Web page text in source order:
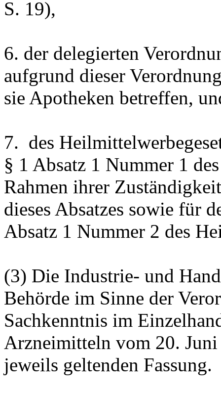
S. 19),
6. der delegierten
aufgrund dieser
sie Apotheken betreffen,
7. des
§ 1 Absatz 1 Nummer 1
Rahmen ihrer
dieses Absatzes sowie für
Absatz 1 Nummer 2 des
(3) Die Industrie- und
Behörde im Sinne der
Sachkenntnis im
Arzneimitteln vom 20.
jeweils geltenden Fassung.